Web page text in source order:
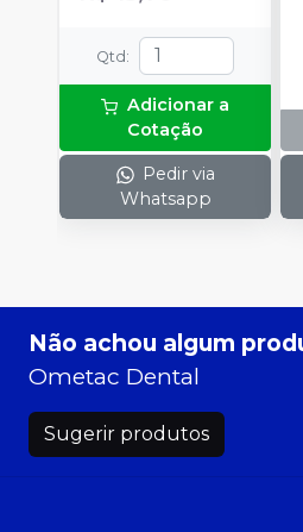
Qtd :
Adicionar a
Cotação
Pedir via
Whatsapp
Não achou algum
Ometac Dental
Sugerir produtos